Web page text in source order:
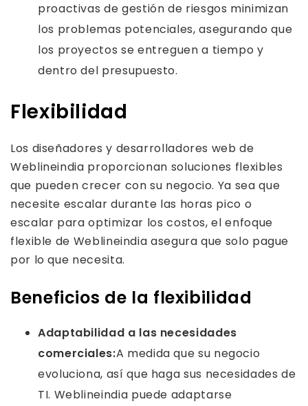
proactivas de gestión de riesgos minimizan
los problemas potenciales, asegurando que
los proyectos se entreguen a tiempo y
dentro del presupuesto.
Flexibilidad
Los diseñadores y desarrolladores web de
Weblineindia proporcionan soluciones flexibles
que pueden crecer con su negocio. Ya sea que
necesite escalar durante las horas pico o
escalar para optimizar los costos, el enfoque
flexible de Weblineindia asegura que solo pague
por lo que necesita.
Beneficios de la flexibilidad
Adaptabilidad a las necesidades
comerciales:A medida que su negocio
evoluciona, así que haga sus necesidades de
TI. Weblineindia puede adaptarse